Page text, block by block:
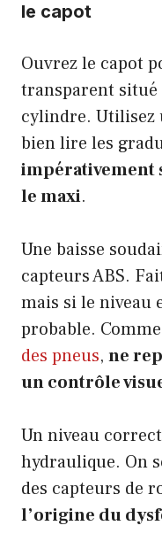
le capot
Ouvrez le capot
transparent situé
cylindre. Utilisez
bien lire les
impérativement
le maxi.
Une baisse
capteurs ABS.
mais si le niveau
probable.
des pneus, ne
un contrôle
Un niveau
hydraulique. On
des capteurs de
l’origine du